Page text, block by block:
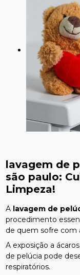
lavagem de
são paulo:
Limpeza!
A lavagem de
procedimento
de quem sofre com
A exposição a
de pelúcia pode
respiratórios.